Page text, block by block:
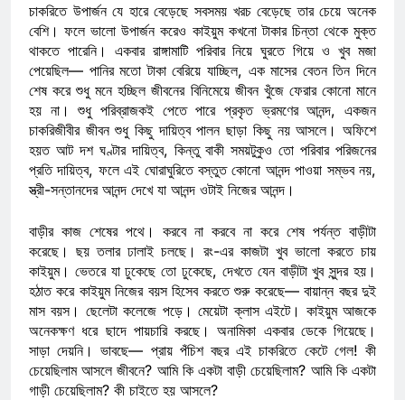
চাকরিতে উপার্জন যে হারে বেড়েছে সবসময় খরচ বেড়েছে তার চেয়ে অনেক
বেশি। ফলে ভালো উপার্জন করেও কাইয়ুম কখনো টাকার চিন্তা থেকে মুক্ত
থাকতে পারেনি। একবার রাঙ্গামাটি পরিবার নিয়ে ঘুরতে গিয়ে ও খুব মজা
পেয়েছিল— পানির মতো টাকা বেরিয়ে যাচ্ছিল, এক মাসের বেতন তিন দিনে
শেষ করে শুধু মনে হচ্ছিল জীবনের বিনিমেয়ে জীবন খুঁজে ফেরার কোনো মানে
হয় না। শুধু পরিব্রাজকই পেতে পারে প্রকৃত ভ্রমণের আনন্দ, একজন
চাকরিজীবীর জীবন শুধু কিছু দায়িত্ব পালন ছাড়া কিছু নয় আসলে। অফিশে
হয়ত আট দশ ঘণ্টার দায়িত্ব, কিন্তু বাকী সময়টুকুও তো পরিবার পরিজনের
প্রতি দায়িত্ব, ফলে এই ঘোরাঘুরিতে বস্তুত কোনো আনন্দ পাওয়া সম্ভব নয়,
স্ত্রী-সন্তানদের আনন্দ দেখে যা আনন্দ ওটাই নিজের আনন্দ।
বাড়ীর কাজ শেষের পথে। করবে না করবে না করে শেষ পর্যন্ত বাড়ীটা
করেছে। ছয় তলার ঢালাই চলছে। রং-এর কাজটা খুব ভালো করতে চায়
কাইয়ুম। ভেতরে যা ঢুকেছে তো ঢুকেছে, দেখতে যেন বাড়ীটা খুব সুন্দর হয়।
হঠাত করে কাইয়ুম নিজের বয়স হিসেব করতে শুরু করেছে— বায়ান্ন বছর দুই
মাস বয়স। ছেলেটা কলেজে পড়ে। মেয়েটা ক্লাস এইটে। কাইয়ুম আজকে
অনেকক্ষণ ধরে ছাদে পায়চারি করছে। অনামিকা একবার ডেকে গিয়েছে।
সাড়া দেয়নি। ভাবছে— প্রায় পঁচিশ বছর এই চাকরিতে কেটে গেল! কী
চেয়েছিলাম আসলে জীবনে? আমি কি একটা বাড়ী চেয়েছিলাম? আমি কি একটা
গাড়ী চেয়েছিলাম? কী চাইতে হয় আসলে?